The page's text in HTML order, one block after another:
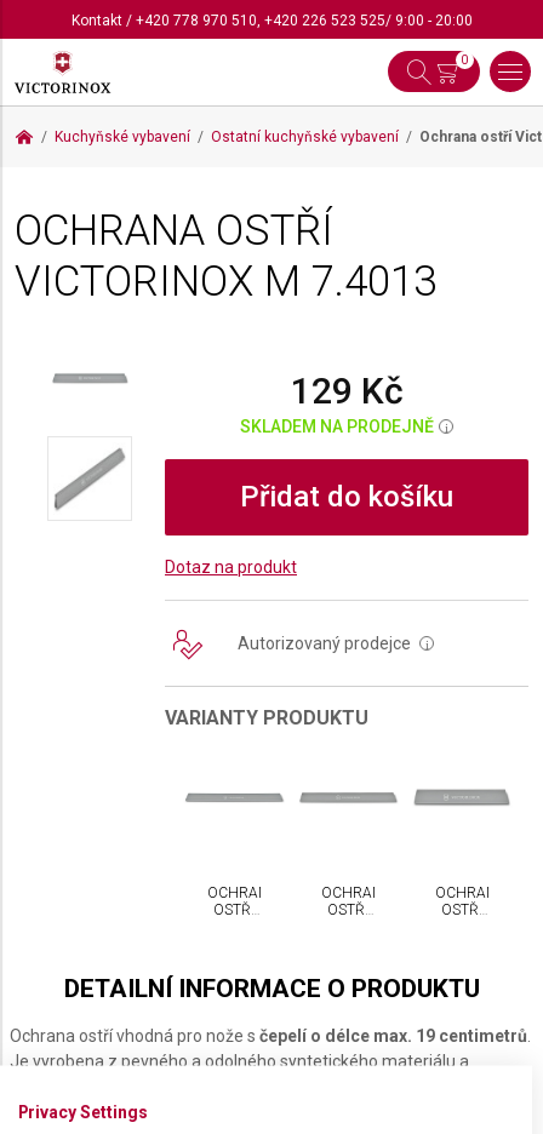
Kontakt/ +420 778 970 510, +420 226 523 525/ 9:00 - 20:00
0
Kuchyňské vybavení Ostatní kuchyňské vybavení Ochrana ostří
OCHRANA OSTŘÍ
VICTORINOX M 7.4013
129 Kč
SKLADEM NA PRODEJNĚ i
Přidat do košíku
Dotaz na produkt
Autorizovaný prodejce i
VARIANTY PRODUKTU
OCHRANA
OSTŘÍ
OCHRANA
OSTŘÍ
OCHRANA
OSTŘÍ
DETAILNÍ INFORMACE O PRODUKTU
Ochrana ostří vhodná pro nože s čepelí o délce max. 19 centimetrů
Je vyrobena z pevného a odolného syntetického materiálu a
saháte do šuplíku.
Privacy Settings